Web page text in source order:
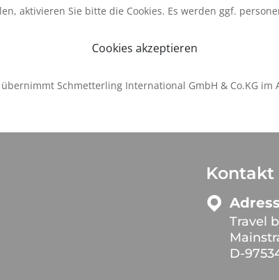
aktivieren Sie bitte die Cookies. Es werden ggf.
Cookies akzeptieren
Schmetterling International GmbH & Co.KG im
Kontakt
Travel
D-